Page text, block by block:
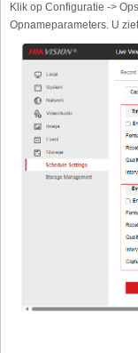
Klik op Configuratie ->
Opnameparameters. U